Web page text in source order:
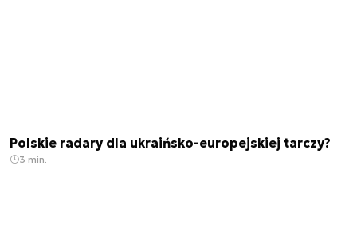
Polskie radary dla ukraińsko-europejskiej tarczy?
3 min.